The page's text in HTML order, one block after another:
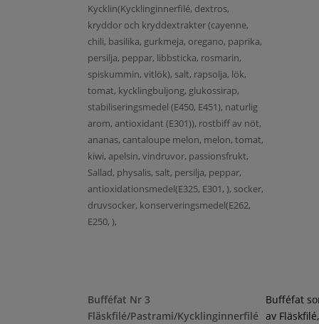
Kycklin(Kycklinginnerfilé, dextros,
kryddor och kryddextrakter (cayenne,
chili, basilika, gurkmeja, oregano, paprika,
persilja, peppar, libbsticka, rosmarin,
spiskummin, vitlök), salt, rapsolja, lök,
tomat, kycklingbuljong, glukossirap,
stabiliseringsmedel (E450, E451), naturlig
arom, antioxidant (E301)), rostbiff av nöt,
ananas, cantaloupe melon, melon, tomat,
kiwi, apelsin, vindruvor, passionsfrukt,
Sallad, physalis, salt, persilja, peppar,
antioxidationsmedel(E325, E301, ), socker,
druvsocker, konserveringsmedel(E262,
E250, ),
Bufféfat Nr 3
Fläskfilé/Pastrami/Kycklinginnerfilé
Bufféfat
av Fläskfilé,